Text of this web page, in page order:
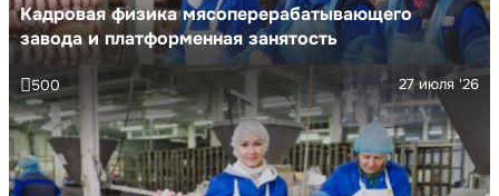
Кадровая физика мясоперерабатывающего
завода и платформенная занятость
27 июля '26
500